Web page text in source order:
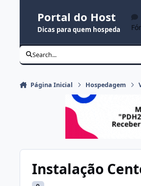
Portal do Host
Dicas para quem hospeda
Search...
Página Inicial Hospedagem
Instalação